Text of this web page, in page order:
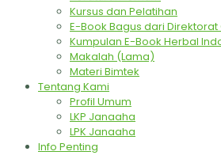
Kursus dan Pelatihan
E-Book Bagus dari Direktorat
Kumpulan E-Book Herbal
Makalah (Lama)
Materi Bimtek
Tentang Kami
Profil Umum
LKP Janaaha
LPK Janaaha
Info Penting